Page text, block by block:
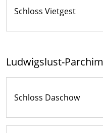
Schloss Vietgest
Ludwigslust-Parchim
Schloss Daschow